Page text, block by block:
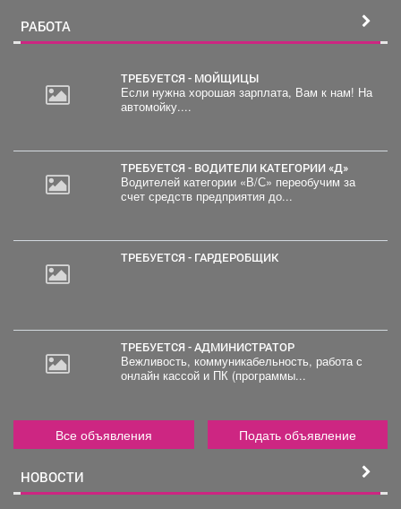
РАБОТА
ТРЕБУЕТСЯ - МОЙЩИЦЫ
Если нужна хорошая зарплата, Вам к нам! На
автомойку....
ТРЕБУЕТСЯ - ВОДИТЕЛИ КАТЕГОРИИ «Д»
Водителей категории «В/С» переобучим за
счет средств предприятия до...
ТРЕБУЕТСЯ - ГАРДЕРОБЩИК
ТРЕБУЕТСЯ - АДМИНИСТРАТОР
Вежливость, коммуникабельность, работа с
онлайн кассой и ПК (программы...
Все объявления Подать объявление
НОВОСТИ